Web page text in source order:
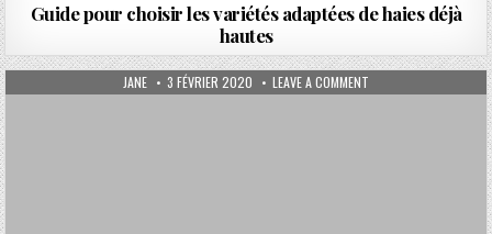
Guide pour choisir les variétés adaptées de haies déjà
hautes
AUTHOR:
JANE PUBLISHED DATE:
3 FÉVRIER 2020 LEAVE A COMMENT ON SIESTE AU